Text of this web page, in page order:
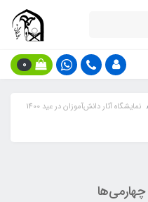
0
نمایشگاه آثار دانش‌آموزان در عید 1400